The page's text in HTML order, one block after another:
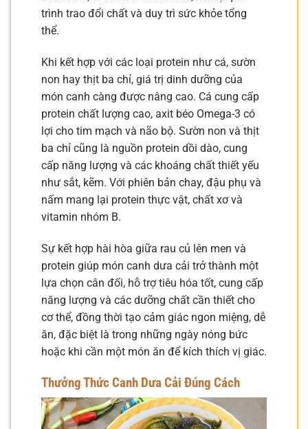
trình trao đổi chất và duy trì sức khỏe tổng
thể.
Khi kết hợp với các loại protein như cá, sườn
non hay thịt ba chỉ, giá trị dinh dưỡng của
món canh càng được nâng cao. Cá cung cấp
protein chất lượng cao, axit béo Omega-3 có
lợi cho tim mạch và não bộ. Sườn non và thịt
ba chỉ cũng là nguồn protein dồi dào, cung
cấp năng lượng và các khoáng chất thiết yếu
như sắt, kẽm. Với phiên bản chay, đậu phụ và
nấm mang lại protein thực vật, chất xơ và
vitamin nhóm B.
Sự kết hợp hài hòa giữa rau củ lên men và
protein giúp món canh dưa cải trở thành một
lựa chọn cân đối, hỗ trợ tiêu hóa tốt, cung cấp
năng lượng và các dưỡng chất cần thiết cho
cơ thể, đồng thời tạo cảm giác ngon miệng, dễ
ăn, đặc biệt là trong những ngày nóng bức
hoặc khi cần một món ăn để kích thích vị giác.
Thưởng Thức Canh Dưa Cải Đúng Cách